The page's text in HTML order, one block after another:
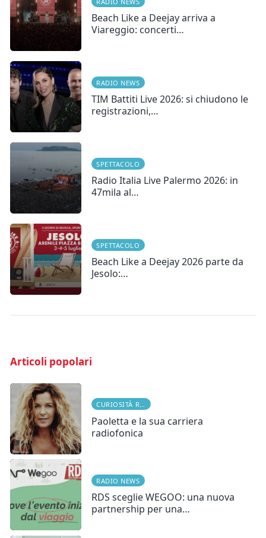
Beach Like a Deejay arriva a
Viareggio: concerti…
RADIO NEWS
TIM Battiti Live 2026: si chiudono le
registrazioni,…
SPETTACOLO
Radio Italia Live Palermo 2026: in
47mila al…
SPETTACOLO
Beach Like a Deejay 2026 parte da
Jesolo:…
Articoli popolari
CURIOSITÀ RADIOFONICHE
Paoletta e la sua carriera
radiofonica
RADIO NEWS
RDS sceglie WEGOO: una nuova
partnership per una…